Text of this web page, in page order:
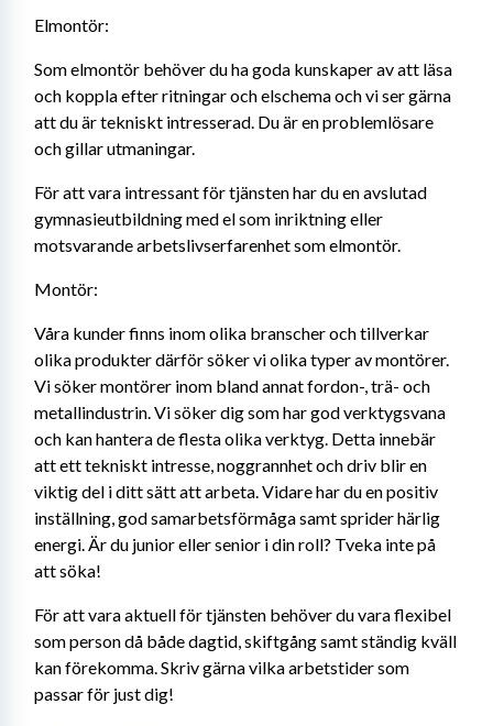
Elmontör:
Som elmontör behöver du ha goda kunskaper av att läsa
och koppla efter ritningar och elschema och vi ser gärna
att du är tekniskt intresserad. Du är en problemlösare
och gillar utmaningar.
För att vara intressant för tjänsten har du en avslutad
gymnasieutbildning med el som inriktning eller
motsvarande arbetslivserfarenhet som elmontör.
Montör:
Våra kunder finns inom olika branscher och tillverkar
olika produkter därför söker vi olika typer av montörer.
Vi söker montörer inom bland annat fordon-, trä- och
metallindustrin. Vi söker dig som har god verktygsvana
och kan hantera de flesta olika verktyg. Detta innebär
att ett tekniskt intresse, noggrannhet och driv blir en
viktig del i ditt sätt att arbeta. Vidare har du en positiv
inställning, god samarbetsförmåga samt sprider härlig
energi. Är du junior eller senior i din roll? Tveka inte på
att söka!
För att vara aktuell för tjänsten behöver du vara flexibel
som person då både dagtid, skiftgång samt ständig kväll
kan förekomma. Skriv gärna vilka arbetstider som
passar för just dig!